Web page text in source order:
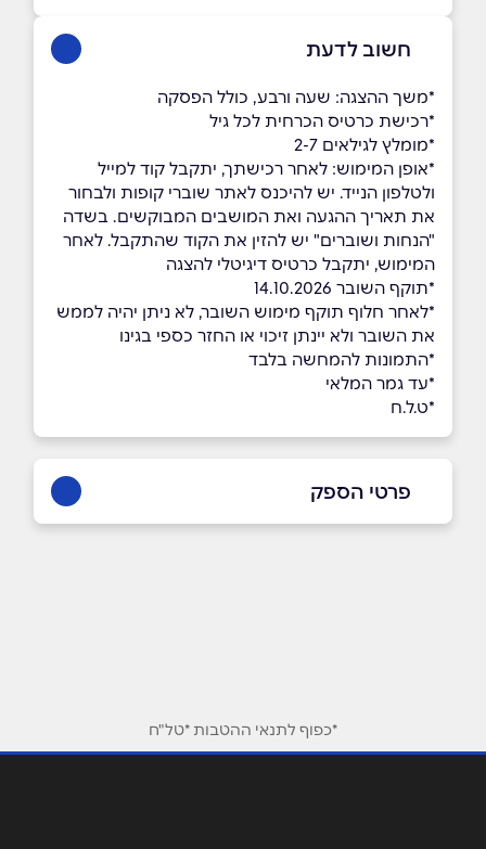
חשוב לדעת
*משך ההצגה: שעה ורבע, כולל הפסקה
*רכישת כרטיס הכרחית לכל גיל
*מומלץ לגילאים 2-7
*אופן המימוש: לאחר רכישתך, יתקבל קוד למייל
ולטלפון הנייד. יש להיכנס לאתר שוברי קופות ולבחור
את תאריך ההגעה ואת המושבים המבוקשים. בשדה
"הנחות ושוברים" יש להזין את הקוד שהתקבל. לאחר
המימוש, יתקבל כרטיס דיגיטלי להצגה
*תוקף השובר 14.10.2026
*לאחר חלוף תוקף מימוש השובר, לא ניתן יהיה לממש
את השובר ולא יינתן זיכוי או החזר כספי בגינו
*התמונות להמחשה בלבד
*עד גמר המלאי
*ט.ל.ח
פרטי הספק
*כפוף לתנאי ההטבות *טל"ח